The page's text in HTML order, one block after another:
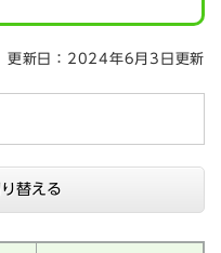
更新日：2024年6月3日更新
替える